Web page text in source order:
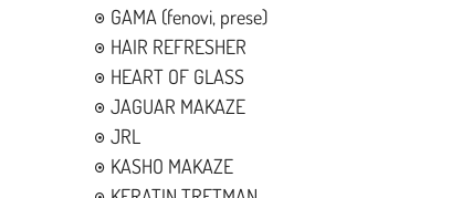
GAMA (fenovi, prese)
HAIR REFRESHER
HEART OF GLASS
JAGUAR MAKAZE
JRL
KASHO MAKAZE